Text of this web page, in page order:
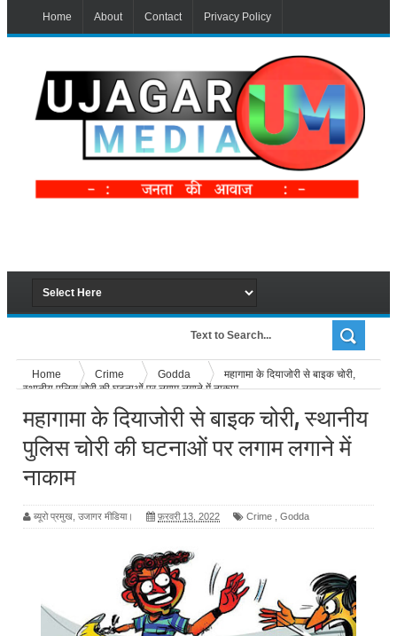
Home About Contact Privacy Policy
Home Crime Godda
महागामा के दियाजोरी से बाइक चोरी,
स्थानीय पुलिस चोरी की घटनाओं पर लगाम लगाने में नाकाम
महागामा के दियाजोरी से बाइक चोरी, स्थानीय
पुलिस चोरी की घटनाओं पर लगाम लगाने में
नाकाम
ब्यूरो प्रमुख, उजागर मीडिया। फ़रवरी 13, 2022 Crime Godda